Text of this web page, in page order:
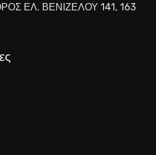
ΕΛ. ΒΕΝΙΖΕΛΟΥ 141, 163